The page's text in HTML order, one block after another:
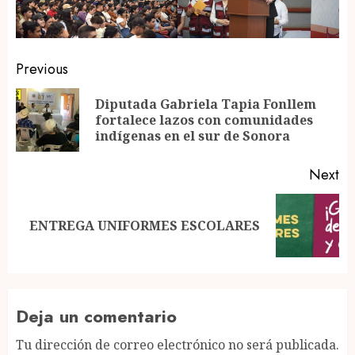
Post
navigation
Previous
Diputada Gabriela Tapia Fonllem
fortalece lazos con comunidades
indígenas en el sur de Sonora
Next
Next
ENTREGA UNIFORMES ESCOLARES
Deja un comentario
Tu dirección de correo electrónico no será publicada.